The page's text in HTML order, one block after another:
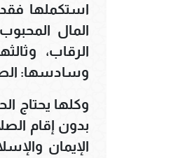
استكملها فقد
المال
الرقاب،
وسادسها:
وكلها يحتاج
بدون إقام
الإيمان